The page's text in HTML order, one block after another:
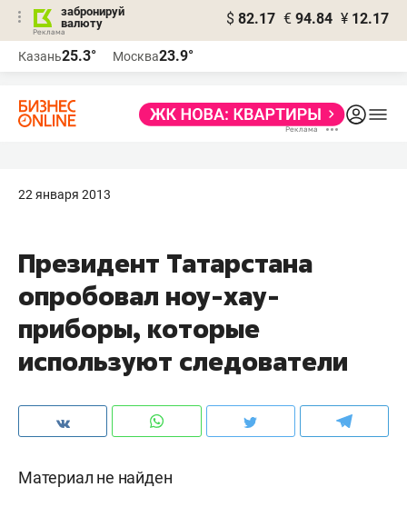
забронируй
валюту
$ 82.17 € 94.84 ¥ 12.17
Казань25.3° Москва23.9°
22 января 2013
Президент Татарстана
опробовал ноу-хау-
приборы, которые
используют следователи
Материал не найден